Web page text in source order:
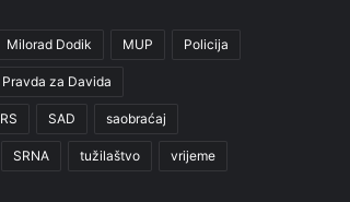
Milorad Dodik MUP Policija
Pravda za Davida
RS SAD saobraćaj
SRNA tužilaštvo vrijeme